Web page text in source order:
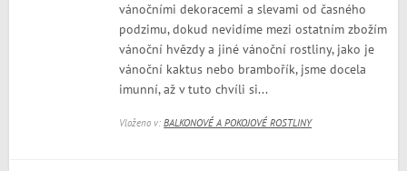
vánočními dekoracemi a slevami od časného
podzimu, dokud nevidíme mezi ostatním zbožím
vánoční hvězdy a jiné vánoční rostliny, jako je
vánoční kaktus nebo brambořík, jsme docela
imunní, až v tuto chvíli si...
Vloženo v:BALKONOVÉ A POKOJOVÉ ROSTLINY